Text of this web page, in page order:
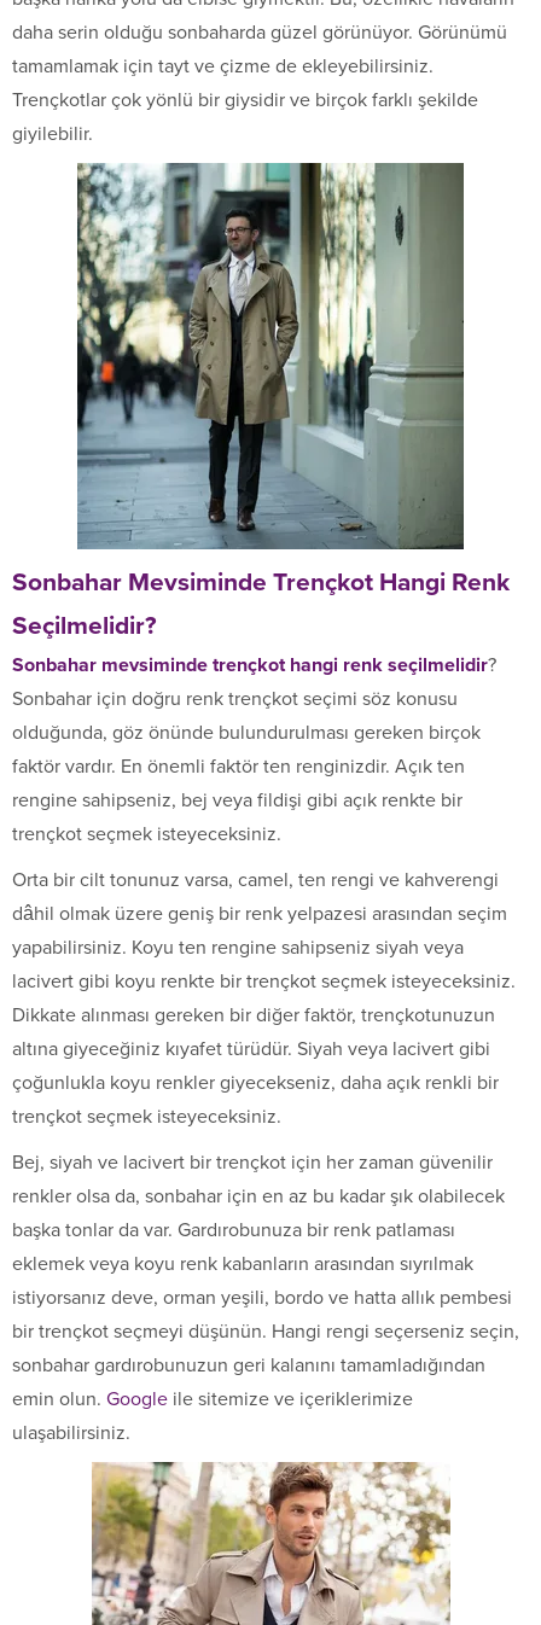
daha serin olduğu sonbaharda güzel görünüyor. Görünümü
tamamlamak için tayt ve çizme de ekleyebilirsiniz.
Trençkotlar çok yönlü bir giysidir ve birçok farklı şekilde
giyilebilir.
Sonbahar Mevsiminde Trençkot Hangi Renk
Seçilmelidir?
Sonbahar mevsiminde trençkot hangi renk seçilmelidir?
Sonbahar için doğru renk trençkot seçimi söz konusu
olduğunda, göz önünde bulundurulması gereken birçok
faktör vardır. En önemli faktör ten renginizdir. Açık ten
rengine sahipseniz, bej veya fildişi gibi açık renkte bir
trençkot seçmek isteyeceksiniz.
Orta bir cilt tonunuz varsa, camel, ten rengi ve kahverengi
dâhil olmak üzere geniş bir renk yelpazesi arasından seçim
yapabilirsiniz. Koyu ten rengine sahipseniz siyah veya
lacivert gibi koyu renkte bir trençkot seçmek isteyeceksiniz.
Dikkate alınması gereken bir diğer faktör, trençkotunuzun
altına giyeceğiniz kıyafet türüdür. Siyah veya lacivert gibi
çoğunlukla koyu renkler giyecekseniz, daha açık renkli bir
trençkot seçmek isteyeceksiniz.
Bej, siyah ve lacivert bir trençkot için her zaman güvenilir
renkler olsa da, sonbahar için en az bu kadar şık olabilecek
başka tonlar da var. Gardırobunuza bir renk patlaması
eklemek veya koyu renk kabanların arasından sıyrılmak
istiyorsanız deve, orman yeşili, bordo ve hatta allık pembesi
bir trençkot seçmeyi düşünün. Hangi rengi seçerseniz seçin,
sonbahar gardırobunuzun geri kalanını tamamladığından
emin olun. Google ile sitemize ve içeriklerimize
ulaşabilirsiniz.